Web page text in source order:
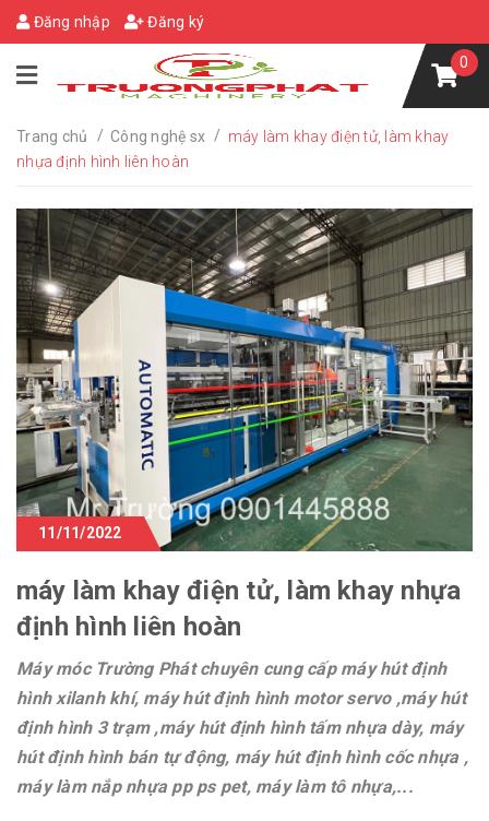
Đăng nhập Đăng ký
0
Trang chủ / Công nghệ sx / máy làm khay điện tử, làm khay
nhựa định hình liên hoàn
11/11/2022
máy làm khay điện tử, làm khay nhựa
định hình liên hoàn
Máy móc Trường Phát chuyên cung cấp máy hút định
hình xilanh khí, máy hút định hình motor servo ,máy hút
định hình 3 trạm ,máy hút định hình tấm nhựa dày, máy
hút định hình bán tự động, máy hút định hình cốc nhựa ,
máy làm nắp nhựa pp ps pet, máy làm tô nhựa,...